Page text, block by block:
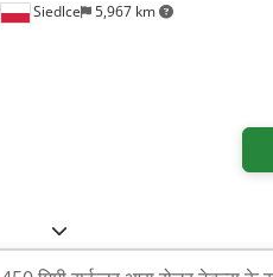
Siedlce 5,967 km